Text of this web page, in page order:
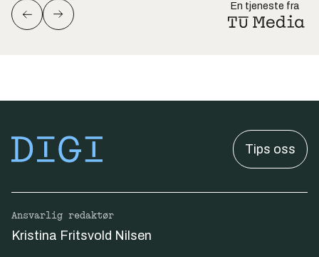
En tjeneste fra
Tips oss
Ansvarlig redaktør
Kristina Fritsvold Nilsen